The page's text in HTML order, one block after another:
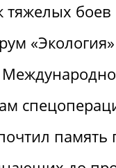
тяжелых